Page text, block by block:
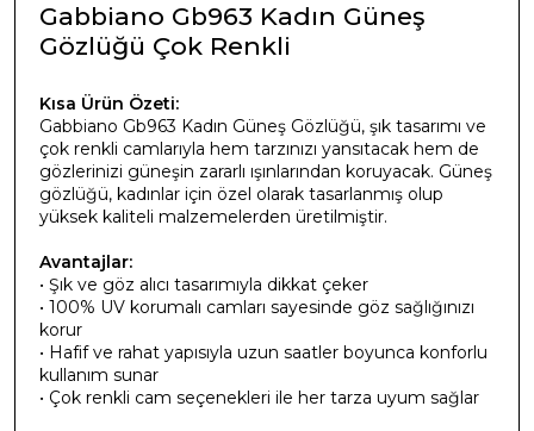
Gabbiano Gb963 Kadın Güneş
Gözlüğü Çok Renkli
Kısa Ürün Özeti:
Gabbiano Gb963 Kadın Güneş Gözlüğü, şık tasarımı ve
çok renkli camlarıyla hem tarzınızı yansıtacak hem de
gözlerinizi güneşin zararlı ışınlarından koruyacak. Güneş
gözlüğü, kadınlar için özel olarak tasarlanmış olup
yüksek kaliteli malzemelerden üretilmiştir.
Avantajlar:
• Şık ve göz alıcı tasarımıyla dikkat çeker
• 100% UV korumalı camları sayesinde göz sağlığınızı
korur
• Hafif ve rahat yapısıyla uzun saatler boyunca konforlu
kullanım sunar
• Çok renkli cam seçenekleri ile her tarza uyum sağlar